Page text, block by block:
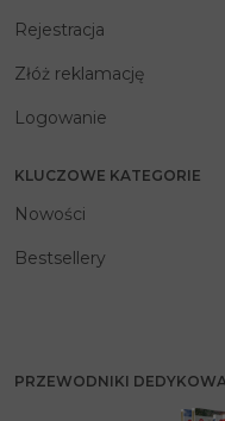
Rejestracja
Złóż reklamację
Logowanie
KLUCZOWE KATEGORIE
Nowości
Bestsellery
PRZEWODNIKI